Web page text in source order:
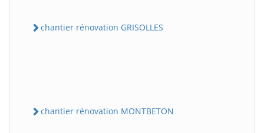
chantier rénovation GRISOLLES
chantier rénovation MONTBETON